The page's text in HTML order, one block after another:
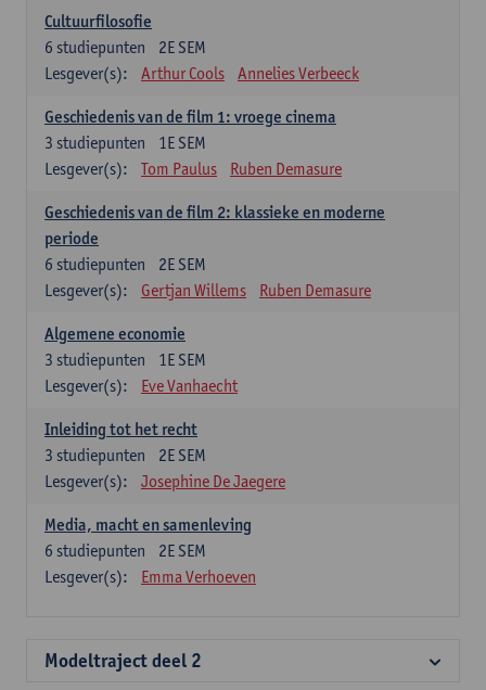
Cultuurfilosofie
2E SEM
6 studiepunten
Lesgever(s):
Arthur Cools Annelies Verbeeck
Geschiedenis van de film 1: vroege cinema
1E SEM
3 studiepunten
Lesgever(s):
Tom Paulus Ruben Demasure
Geschiedenis van de film 2: klassieke en moderne
periode
2E SEM
6 studiepunten
Lesgever(s):
Gertjan Willems Ruben Demasure
Algemene economie
1E SEM
3 studiepunten
Lesgever(s):
Eve Vanhaecht
Inleiding tot het recht
2E SEM
3 studiepunten
Lesgever(s):
Josephine De Jaegere
Media, macht en samenleving
2E SEM
6 studiepunten
Lesgever(s):
Emma Verhoeven
Modeltraject deel 2